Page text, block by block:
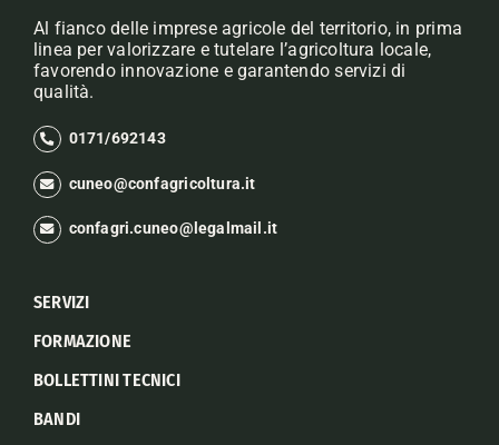
Al fianco delle imprese agricole del territorio, in prima
linea per valorizzare e tutelare l’agricoltura locale,
favorendo innovazione e garantendo servizi di
qualità.
0171/692143
cuneo@confagricoltura.it
confagri.cuneo@legalmail.it
SERVIZI
FORMAZIONE
BOLLETTINI TECNICI
BANDI